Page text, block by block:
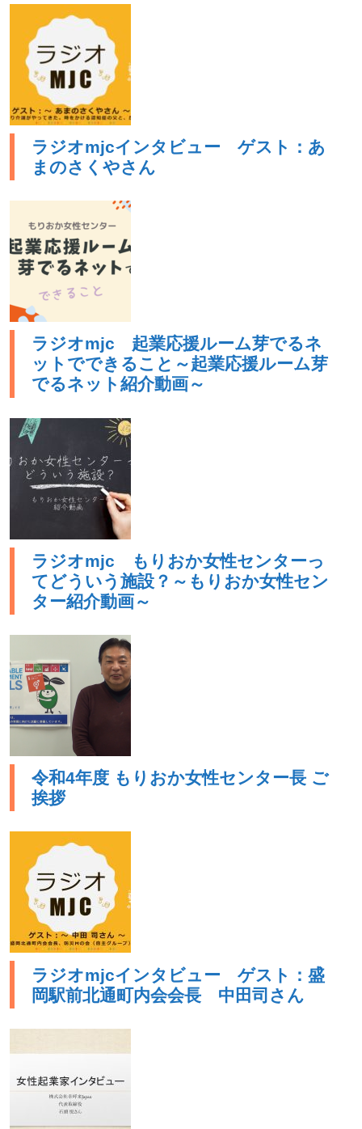
ラジオmjcインタビュー ゲスト：あ
まのさくやさん
ラジオmjc 起業応援ルーム芽でるネ
ットでできること～起業応援ルーム芽
でるネット紹介動画～
ラジオmjc もりおか女性センターっ
てどういう施設？～もりおか女性セン
ター紹介動画～
令和4年度 もりおか女性センター長 ご
挨拶
ラジオmjcインタビュー ゲスト：盛
岡駅前北通町内会会長 中田司さん